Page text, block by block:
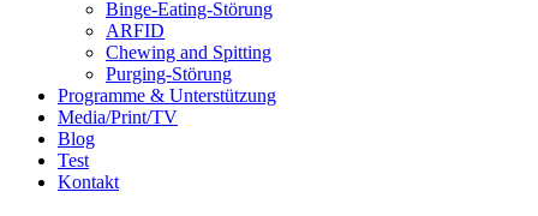
Binge-Eating-Störung
ARFID
Chewing and Spitting
Purging-Störung
Programme & Unterstützung
Media/Print/TV
Blog
Test
Kontakt